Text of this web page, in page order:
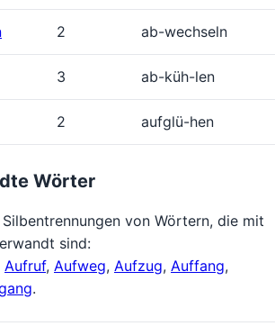
2 ab-wechseln
3 ab-küh-len
2 aufglü-hen
Wörter
Silbentrennungen von Wörtern, die mit
sind:
Aufruf, Aufweg, Aufzug, Auffang,
.